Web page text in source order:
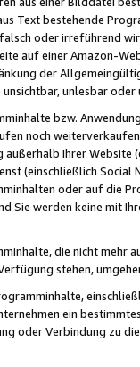
Text bestehende
oder irreführend
auf einer Amazon-
der
unsichtbar, unlesbar
bzw.
noch
außerhalb Ihrer
(einschließlich
oder auf die
Sie werden keine mit
die nicht mehr
stehen,
ein
oder Verbindung zu